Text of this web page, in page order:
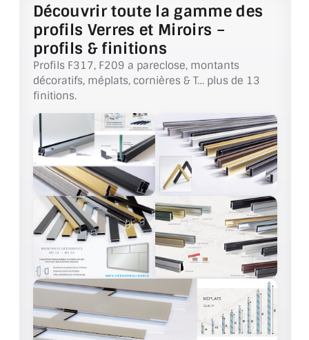
GARDE CORPS EN VERRE
VERRIÈRE TYPE ATELIER
VERRES TEXTURÉS
PLEXIGLAS PMMA
DOUBLE VITRAGE
ACCESSOIRES & QUINCAILLERIE
CATALOGUE DE PROFILS ET FIXATION DU
VERRE
LES FIXATIONS POUR MIROIR
LES PROFILS PAROI DE VERRE
VITRINE EN VERRE
CONNECTEURS ET ASSEMBLAGE DE VERRES
Découvrir toute la gamme des
profils Verres et Miroirs –
profils & finitions
Profils F317, F209 a pareclose, montants
décoratifs, méplats, cornières & T… plus de 13
finitions.